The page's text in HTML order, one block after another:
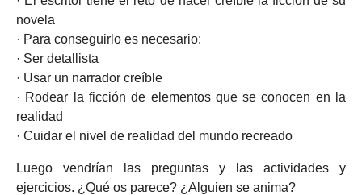
novela
· Para conseguirlo es necesario:
· Ser detallista
· Usar un narrador creíble
· Rodear la ficción de elementos que se conocen en la
realidad
· Cuidar el nivel de realidad del mundo recreado
Luego vendrían las preguntas y las actividades y
ejercicios. ¿Qué os parece? ¿Alguien se anima?